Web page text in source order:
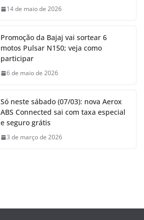
14 de maio de 2026
Promoção da Bajaj vai sortear 6
motos Pulsar N150; veja como
participar
6 de maio de 2026
Só neste sábado (07/03): nova Aerox
ABS Connected sai com taxa especial
e seguro grátis
3 de março de 2026